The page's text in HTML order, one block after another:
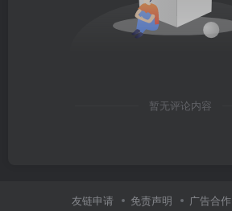
暂无评论内容
友链申请 免责声明 广告合作